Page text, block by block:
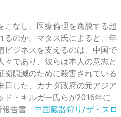
こなし、医療倫理を逸脱する超
るのか。マタス氏によると、年
ビジネスを支えるのは、中国で
々であり、彼らは本人の意志と
拠隠滅のために殺害されている
日した、カナダ政府の元アジア
ド・キルガー氏らが2016年に
告書「 中国臓器狩り/ザ・スロ